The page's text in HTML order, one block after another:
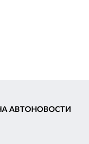
АВТОНОВОСТИ